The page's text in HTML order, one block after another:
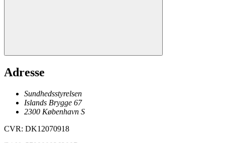
Adresse
Sundhedsstyrelsen
Islands Brygge 67
2300 København S
CVR: DK12070918